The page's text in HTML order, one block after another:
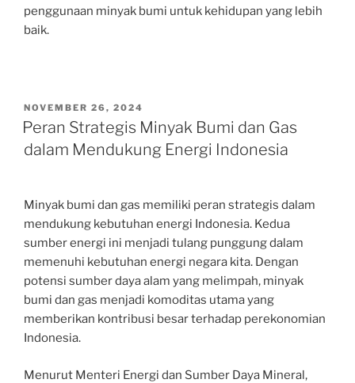
penggunaan minyak bumi untuk kehidupan yang lebih
baik.
POSTED
ON
NOVEMBER 26, 2024
Peran Strategis Minyak Bumi dan Gas
dalam Mendukung Energi Indonesia
Minyak bumi dan gas memiliki peran strategis dalam
mendukung kebutuhan energi Indonesia. Kedua
sumber energi ini menjadi tulang punggung dalam
memenuhi kebutuhan energi negara kita. Dengan
potensi sumber daya alam yang melimpah, minyak
bumi dan gas menjadi komoditas utama yang
memberikan kontribusi besar terhadap perekonomian
Indonesia.
Menurut Menteri Energi dan Sumber Daya Mineral,